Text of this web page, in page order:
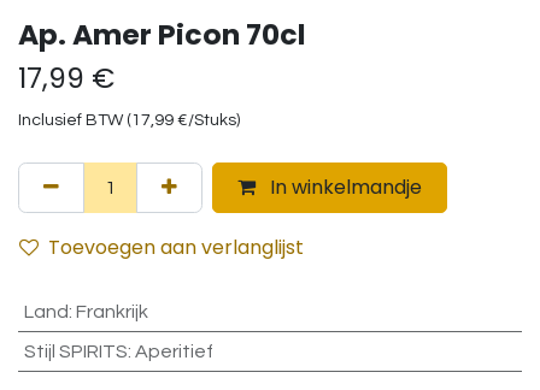
Ap. Amer Picon 70cl
17,99 €
Inclusief BTW ( 17,99 €/Stuks)
In winkelmandje
Toevoegen aan verlanglijst
Land: Frankrijk
Stijl SPIRITS: Aperitief